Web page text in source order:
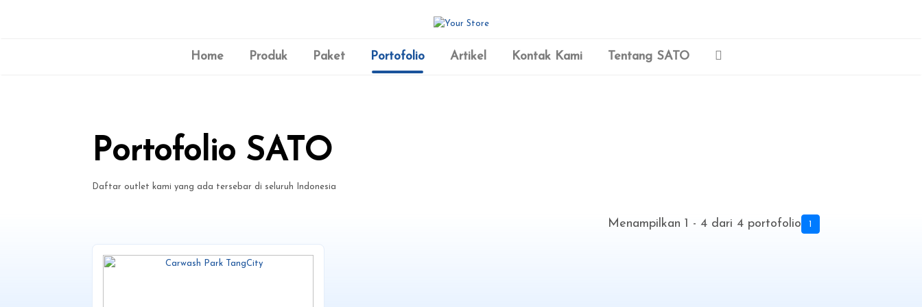
Home Produk Paket Portofolio Artikel Kontak Kami Tentang SATO
Portofolio SATO
Daftar outlet kami yang ada tersebar di seluruh Indonesia
Menampilkan 1 - 4 dari 4 portofolio 1